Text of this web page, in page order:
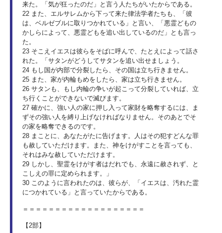
来た。「気が狂ったのだ」と言う人たちがいたからである。
22 また、エルサレムから下って来た律法学者たちも、「彼
は、ベルゼブルに取りつかれている」と言い、「悪霊どもの
かしらによって、悪霊どもを追い出しているのだ」とも言っ
た。
23 そこえイエスは彼らをそばに呼んで、たとえによって話さ
れた。「サタンがどうしてサタンを追い出せましょう。
24 もし国が内部で分裂したら、その国は立ち行きません。
25 また、家が内輪もめをしたら、家は立ち行きません。
26 サタンも、もし内輪の争いが起こって分裂していれば、立
ち行くことができないで滅びます。
27 確かに、強い人の家に押し入って家財を略奪するには、ま
ずその強い人を縛り上げなければなりません。そのあとでそ
の家を略奪できるのです。
28 まことに、あなたがたに告げます。人はその犯すどんな罪
も赦していただけます。また、神をけがすことを言っても、
それはみな赦していただけます。
29 しかし、聖霊をけがす者はだれでも、永遠に赦されず、と
こしえの罪に定められます。」
30 このように言われたのは、彼らが、「イエスは、汚れた霊
につかれている」と言っていたからである。
＝＝＝＝＝＝＝＝＝＝＝＝＝＝＝＝＝＝＝
【2部】